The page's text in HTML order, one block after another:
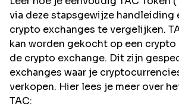
via deze stapsgewijze handleiding
crypto exchanges te vergelijken.
kan worden gekocht op een crypto
de crypto exchange. Dit zijn
exchanges waar je
verkopen. Hier lees je meer over
TAC: